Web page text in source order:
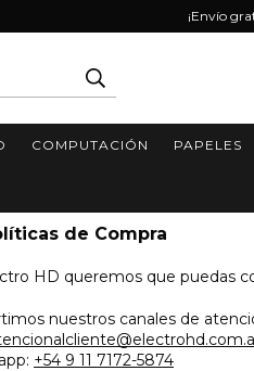
¡Envío
COMPUTACIÓN PAPELES
de Compra
HD queremos que puedas
nuestros canales de
+54 9 11 7172-5874